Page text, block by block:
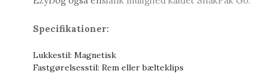
Specifikationer:
Lukkestil: Magnetisk
Fastgørelsesstil: Rem eller bælteklips